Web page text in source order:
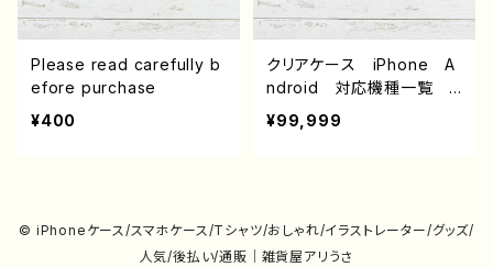
ユキノサカナ
Please read carefully b
efore purchase
¥400
クリアケース iPhone A
ndroid 対応機種一覧
オプション説明（iPoneの
¥99,999
© iPhoneケース/スマホケース/Tシャツ/おしゃれ/イラストレーター/グッズ/
人気/後払い/通販｜雑貨屋アリうさ